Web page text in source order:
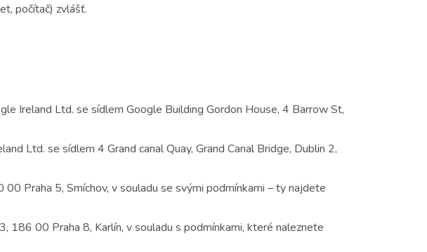
počítač) zvlášť.
Ireland Ltd. se sídlem Google Building Gordon House, 4 Barrow St,
Ltd. se sídlem 4 Grand canal Quay, Grand Canal Bridge, Dublin 2,
Praha 5, Smíchov, v souladu se svými podmínkami – ty najdete
00 Praha 8, Karlín, v souladu s podmínkami, které naleznete